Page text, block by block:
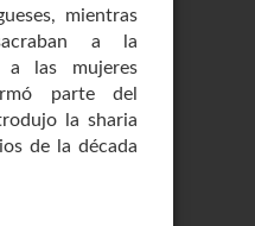
mientras
a la
las mujeres
parte del
la sharia
de la década